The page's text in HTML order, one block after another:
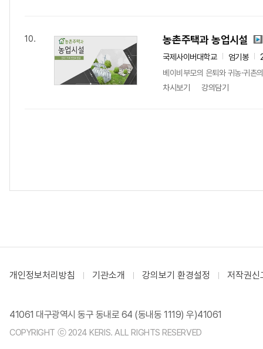
10. 농촌주택과 농업시설
국제사이버대학교 엄기봉
베이비부모의 은퇴와 귀농·귀촌
차시보기
강의담기
개인정보처리방침 기관소개 강의보기 환경설정 저작권신
41061 대구광역시 동구 동내로 64 (동내동 1119) 우)41061
COPYRIGHT ⓒ 2024 KERIS. ALL RIGHTS RESERVED